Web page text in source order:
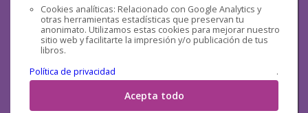
Cookies analíticas: Relacionado con Google Analytics y
otras herramientas estadísticas que preservan tu
anonimato. Utilizamos estas cookies para mejorar nuestro
sitio web y facilitarte la impresión y/o publicación de tus
libros.
Política de privacidad
.
Acepta todo
Redes sociales